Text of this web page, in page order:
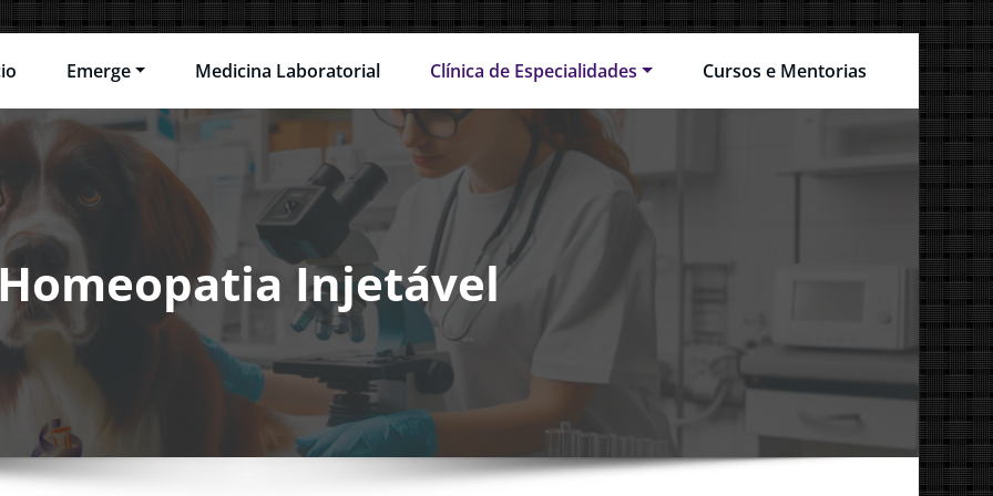
– Centro de Diagnóstico Médico Veterinário
Emerge Medicina Laboratorial Clínica de Especialidades Cursos e Mentorias
Homeopatia Injetável